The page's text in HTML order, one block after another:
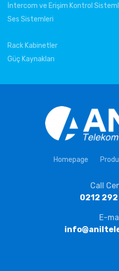
İntercom ve Erişim Kontrol
Ses Sistemleri
Rack Kabinetler
Güç Kaynakları
Homepage
Call
0212
E-